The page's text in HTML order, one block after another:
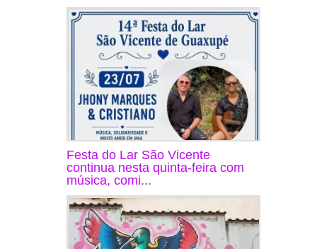
Festa do Lar São Vicente
continua nesta quinta-feira com
música, comi...